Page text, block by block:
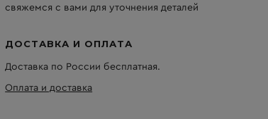
свяжемся с вами для уточнения деталей
ДОСТАВКА И ОПЛАТА
Доставка по России бесплатная.
Оплата и доставка